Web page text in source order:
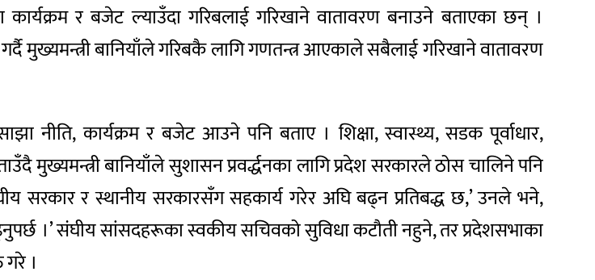
कार्यक्रम र बजेट ल्याउँदा गरिबलाई गरिखाने वातावरण बनाउने बताएका छन् ।
मुख्यमन्त्री बानियाँले गरिबकै लागि गणतन्त्र आएकाले सबैलाई गरिखाने वातावरण
कार्यक्रम र बजेट आउने पनि बताए । शिक्षा, स्वास्थ्य, सडक पूर्वाधार,
मुख्यमन्त्री बानियाँले सुशासन प्रवर्द्धनका लागि प्रदेश सरकारले ठोस चालिने पनि
सरकार र स्थानीय सरकारसँग सहकार्य गरेर अघि बढ्न प्रतिबद्ध छ,’ उनले भने,
।’ संघीय सांसदहरूका स्वकीय सचिवको सुविधा कटौती नहुने, तर प्रदेशसभाका
।